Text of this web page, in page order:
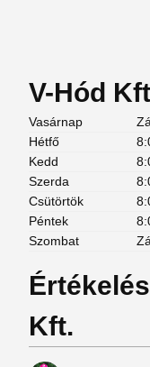
V-Hód
Vasárnap
Hétfő
Kedd
Szerda
Csütörtök
Péntek
Szombat
Kft.